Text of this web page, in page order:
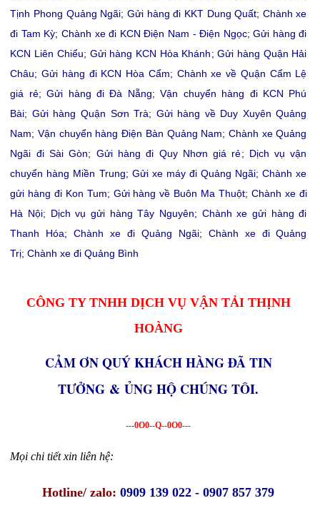
Tịnh Phong Quảng Ngãi; Gửi hàng đi KKT Dung Quất; Chành xe
đi Tam Kỳ;Chành xe đi KCN Điện Nam - Điện Ngọc;Gửi hàng đi
KCN Liên Chiểu; Gửi hàng KCN Hòa Khánh;Gửi hàng Quận Hải
Châu;Gửi hàng đi KCN Hòa Cẩm; Chành xe về Quận Cẩm Lệ
giá rẻ;Gửi hàng đi Đà Nẵng;Vận chuyển hàng đi KCN Phú
Bài; Gửi hàng Quận Sơn Trà; Gửi hàng về Duy Xuyên Quảng
Nam; Vận chuyển hàng Điện Bàn Quảng Nam;Chành xe Quảng
Ngãi đi Sài Gòn; Gửi hàng đi Quy Nhơn giá rẻ; Dịch vụ vận
chuyển hàng Miền Trung; Gửi xe máy đi Quảng Ngãi;Chành xe
gửi hàng đi Kon Tum; Gửi hàng về Buôn Ma Thuột; Chành xe đi
Hà Nội; Dịch vụ gửi hàng Tây Nguyên; Chành xe gửi hàng đi
Thanh Hóa; Chành xe đi Quảng Ngãi; Chành xe đi Quảng
Trị;Chành xe đi Quảng Bình
CÔNG TY TNHH DỊCH VỤ VẬN TẢI THỊNH
HOÀNG
CẢM ƠN QUÝ KHÁCH HÀNG ĐÃ TIN
TƯỞNG & ỦNG HỘ CHÚNG TÔI.
---0O0--Q--0O0---
Mọi chi tiết xin liên hệ:
Hotline/ zalo: 0909 139 022 - 0907 857 379